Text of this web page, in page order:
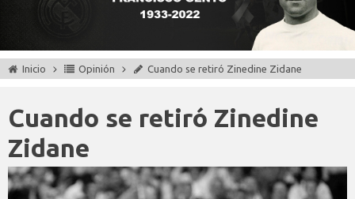
Inicio Opinión Cuando se retiró Zinedine Zidane
Cuando se retiró Zinedine
Zidane